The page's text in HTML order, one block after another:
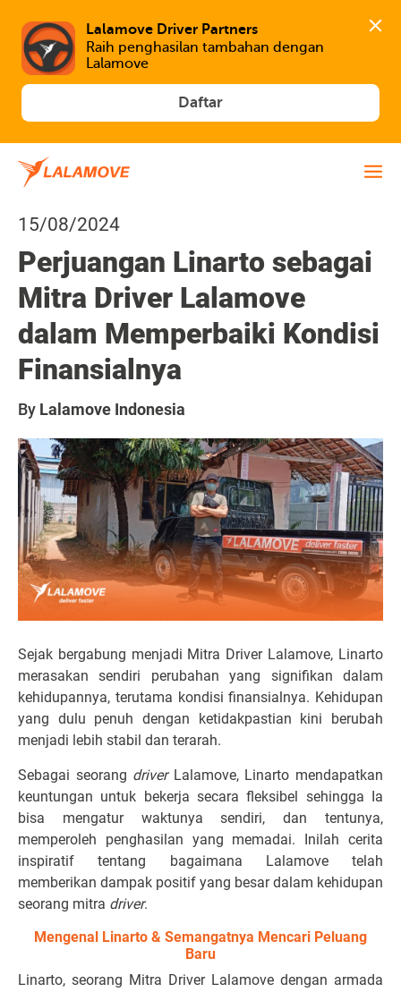
Lalamove Driver Partners
Raih penghasilan tambahan dengan
Lalamove
Daftar
15/08/2024
Perjuangan Linarto sebagai
Mitra Driver Lalamove
dalam Memperbaiki Kondisi
Finansialnya
By Lalamove Indonesia
Sejak bergabung menjadi Mitra Driver Lalamove, Linarto
merasakan sendiri perubahan yang signifikan dalam
kehidupannya, terutama kondisi finansialnya. Kehidupan
yang dulu penuh dengan ketidakpastian kini berubah
menjadi lebih stabil dan terarah.
Sebagai seorang driverLalamove, Linarto mendapatkan
keuntungan untuk bekerja secara fleksibel sehingga Ia
bisa mengatur waktunya sendiri, dan tentunya,
memperoleh penghasilan yang memadai. Inilah cerita
inspiratif tentang bagaimana Lalamove telah
memberikan dampak positif yang besar dalam kehidupan
seorang mitra driver.
Mengenal Linarto & Semangatnya Mencari Peluang
Baru
Linarto, seorang Mitra Driver Lalamove dengan armada